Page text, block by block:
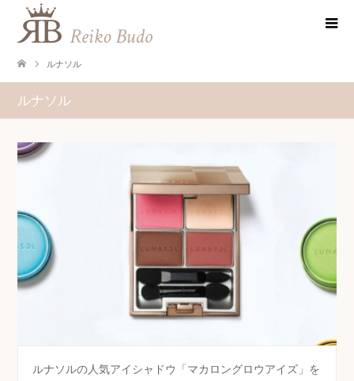
ルナソル
ルナソル
ルナソルの人気アイシャドウ「マカロングロウアイズ」を